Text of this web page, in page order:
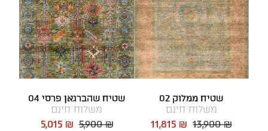
שטיח ממלוק 02
משלוח חינם
13,900 ₪
11,815 ₪
שטיח שהברגאן פרסי 04
משלוח חינם
5,900 ₪
5,015 ₪